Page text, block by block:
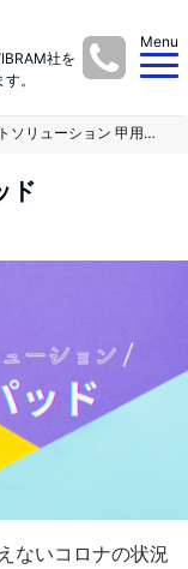
社を
。
Menu
フットソリューション 甲用パッド
ド
ないコロナの状況